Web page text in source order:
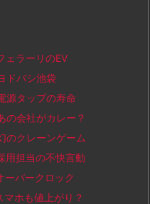
ラーリのEV
ドバシ池袋
タップの寿命
会社がカレー？
クレーンゲーム
担当の不快言動
バークロック
ホも値上がり？